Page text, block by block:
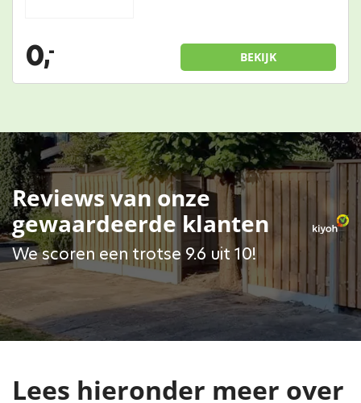
0,- BEKIJK
Reviews van onze
gewaardeerde klanten
We scoren een trotse 9.6 uit 10!
Lees hieronder meer over